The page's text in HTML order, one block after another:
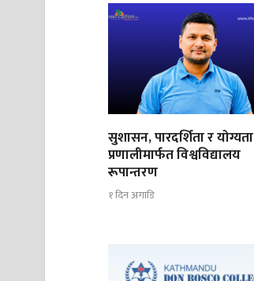
सुशासन, पारदर्शिता र योग्यता
प्रणालीमार्फत विश्वविद्यालय
रूपान्तरण
१ दिन अगाडि